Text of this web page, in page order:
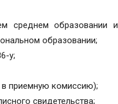
среднем образовании и
образовании;
у;
приемную комиссию);
свидетельства;